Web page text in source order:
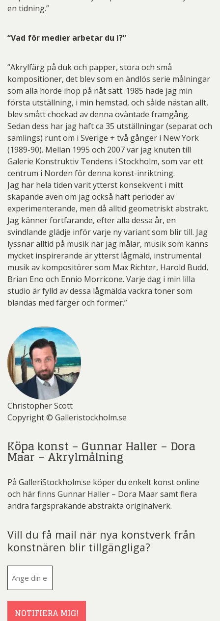
en tidning.”
“Vad för medier arbetar du i?”
“Akrylfärg på duk och papper, stora och små
kompositioner, det blev som en ändlös serie målningar
som alla hörde ihop på nåt sätt. 1985 hade jag min
första utställning, i min hemstad, och sålde nästan allt,
blev smått chockad av denna oväntade framgång.
Sedan dess har jag haft ca 35 utställningar (separat och
samlings) runt om i Sverige + två gånger i New York
(1989-90). Mellan 1995 och 2007 var jag knuten till
Galerie Konstruktiv Tendens i Stockholm, som var ett
centrum i Norden för denna konst-inriktning.
Jag har hela tiden varit ytterst konsekvent i mitt
skapande även om jag också haft perioder av
experimenterande, men då alltid geometriskt abstrakt.
Jag känner fortfarande, efter alla dessa år, en
svindlande glädje inför varje ny variant som blir till. Jag
lyssnar alltid på musik när jag målar, musik som känns
mycket inspirerande är ytterst lågmäld, instrumental
musik av kompositörer som Max Richter, Harold Budd,
Brian Eno och Ennio Morricone. Varje dag i min lilla
studio är fylld av dessa lågmälda vackra toner som
blandas med färger och former.”
Christopher Scott
Copyright © Galleristockholm.se
Köpa konst – Gunnar Haller – Dora
Maar – Akrylmålning
På GalleriStockholm.se köper du enkelt konst online
och här finns Gunnar Haller – Dora Maar samt flera
andra färgsprakande abstrakta originalverk.
Vill du få mail när nya konstverk från
konstnären blir tillgängliga?
NOTIFIERA MIG!